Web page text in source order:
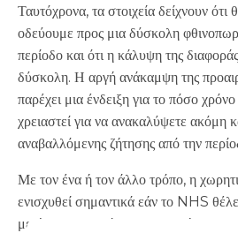
Ταυτόχρονα, τα στοιχεία δείχνουν
οδεύουμε προς μια δύσκολη
περίοδο και ότι η κάλυψη της
δύσκολη. Η αργή ανάκαμψη της
παρέχει μια ένδειξη για το πόσο
χρειαστεί για να ανακαλύψετε ακόμη
αναβαλλόμενης ζήτησης από την
Με τον ένα ή τον άλλο τρόπο, η
ενισχυθεί σημαντικά εάν το NHS
μειώσει τους χρόνους αναμονής για